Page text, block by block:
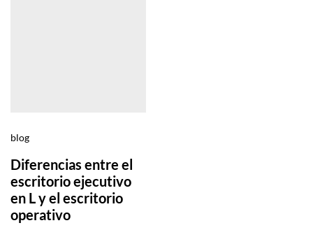
blog
Diferencias entre el
escritorio ejecutivo
en L y el escritorio
operativo